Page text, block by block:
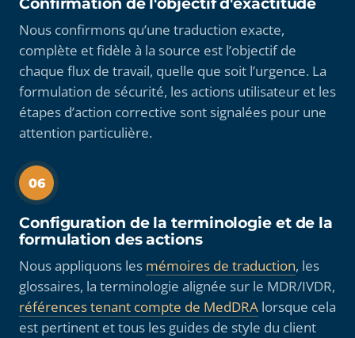
Nous confirmons qu’une traduction exacte,
complète et fidèle à la source est l’objectif de
chaque flux de travail, quelle que soit l’urgence. La
formulation de sécurité, les actions utilisateur et les
étapes d’action corrective sont signalées pour une
attention particulière.
06
Configuration de la terminologie et de la
formulation des actions
Nous appliquons les mémoires de traduction, les
glossaires, la terminologie alignée sur le MDR/IVDR,
références tenant compte de MedDRA lorsque cela
est pertinent et tous les guides de style du client